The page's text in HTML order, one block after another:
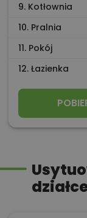
9. Kotłownia
10. Pralnia
11. Pokój
12. Łazienka